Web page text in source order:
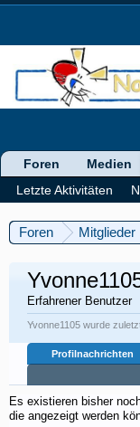
Foren Mitglieder
Erfahrener Benutzer
Yvonne1105 wurde
Profilnachrichten
Es existieren bisher
die angezeigt werden
Foren Medien
Letzte Aktivitäten